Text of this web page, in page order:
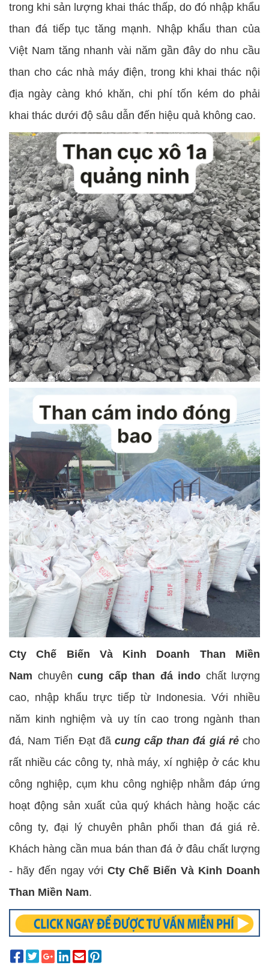
trong khi sản lượng khai thác thấp, do đó nhập khẩu
than đá tiếp tục tăng mạnh. Nhập khẩu than của
Việt Nam tăng nhanh vài năm gần đây do nhu cầu
than cho các nhà máy điện, trong khi khai thác nội
địa ngày càng khó khăn, chi phí tốn kém do phải
khai thác dưới độ sâu dẫn đến hiệu quả không cao.
Cty Chế Biến Và Kinh Doanh Than Miền
Nam chuyên cung cấp than đá indo chất lượng
cao, nhập khẩu trực tiếp từ Indonesia. Với nhiều
năm kinh nghiệm và uy tín cao trong ngành than
đá, Nam Tiến Đạt đã cung cấp than đá giá rẻcho
rất nhiều các công ty, nhà máy, xí nghiệp ở các khu
công nghiệp, cụm khu công nghiệp nhằm đáp ứng
hoạt động sản xuất của quý khách hàng hoặc các
công ty, đại lý chuyên phân phối than đá giá rẻ.
Khách hàng cần mua bán than đá ở đâu chất lượng
- hãy đến ngay với Cty Chế Biến Và Kinh Doanh
Than Miền Nam.